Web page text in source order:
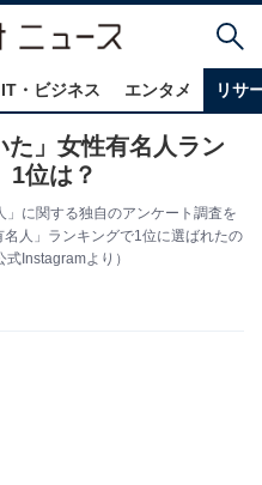
IT・ビジネス エンタメ リサ
」女性有名人ラン
1位は？
に関する独自のアンケート調査を
人」ランキングで1位に選ばれたの
Instagramより）